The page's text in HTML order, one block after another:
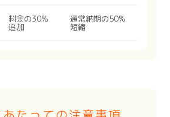
料金の30%
追加
通常納期の50%
短縮